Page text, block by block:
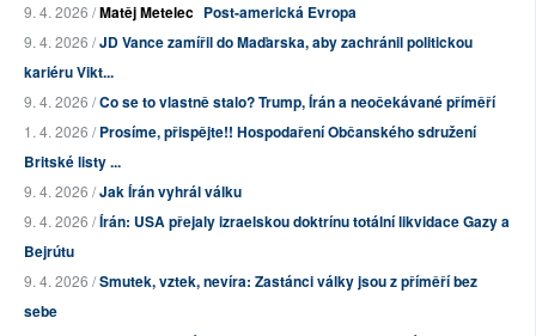
9. 4. 2026 /Matěj Metelec Post-americká Evropa
9. 4. 2026 /JD Vance zamířil do Maďarska, aby zachránil politickou
kariéru Vikt...
9. 4. 2026 /Co se to vlastně stalo? Trump, Írán a neočekávané příměří
1. 4. 2026 /Prosíme, přispějte!! Hospodaření Občanského sdružení
Britské listy ...
9. 4. 2026 /Jak Írán vyhrál válku
9. 4. 2026 /Írán: USA přejaly izraelskou doktrínu totální likvidace Gazy a
Bejrútu
9. 4. 2026 /Smutek, vztek, nevíra: Zastánci války jsou z příměří bez
sebe